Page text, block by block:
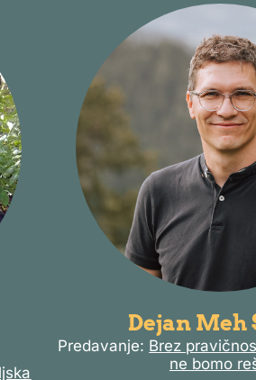
Dejan Meh
Predavanje: Brez
ne bomo